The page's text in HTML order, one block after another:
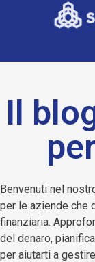
Il
Benvenuti nel
per le aziende che
finanziaria.
del denaro,
per aiutarti a